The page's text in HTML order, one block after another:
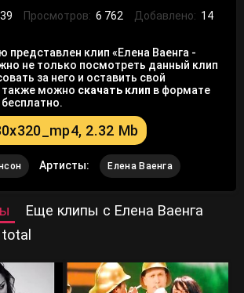
Просмотров: 6 762 Добавлено: 14
представлен клип «Елена Ваенга -
не только посмотреть данный клип
за него и оставить свой
также можно скачать клип в формате
2.32 Mb
Артисты: Елена Ваенга
Еще клипы с Елена Ваенга